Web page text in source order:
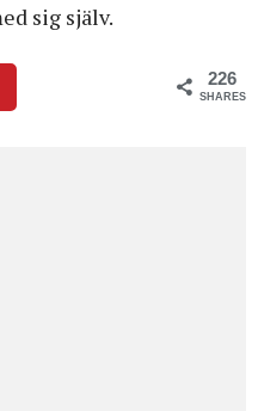
sig själv.
226
SHARES